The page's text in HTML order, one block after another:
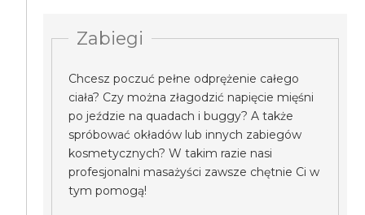
Zabiegi
Chcesz poczuć pełne odprężenie całego
ciała? Czy można złagodzić napięcie mięśni
po jeździe na quadach i buggy? A także
spróbować okładów lub innych zabiegów
kosmetycznych? W takim razie nasi
profesjonalni masażyści zawsze chętnie Ci w
tym pomogą!